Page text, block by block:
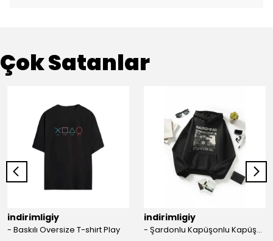
Çok Satanlar
indirimligiy
- Baskılı Oversize T-shirt Play
indirimligiy
- Şardonlu Kapüşonlu Kapüşonlu Kanguru Cep Oversize Lastik Paça Sweatshirt Takimi